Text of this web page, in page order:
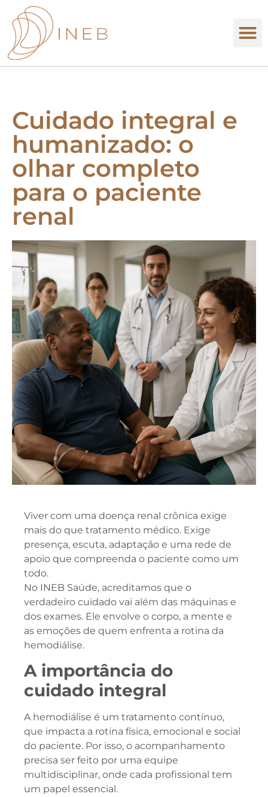
Cuidado integral e
humanizado: o
olhar completo
para o paciente
renal
Viver com uma doença renal crônica exige
mais do que tratamento médico. Exige
presença, escuta, adaptação e uma rede de
apoio que compreenda o paciente como um
todo.
No INEB Saúde, acreditamos que o
verdadeiro cuidado vai além das máquinas e
dos exames. Ele envolve o corpo, a mente e
as emoções de quem enfrenta a rotina da
hemodiálise.
A importância do
cuidado integral
A hemodiálise é um tratamento contínuo,
que impacta a rotina física, emocional e social
do paciente. Por isso, o acompanhamento
precisa ser feito por uma equipe
multidisciplinar, onde cada profissional tem
um papel essencial.